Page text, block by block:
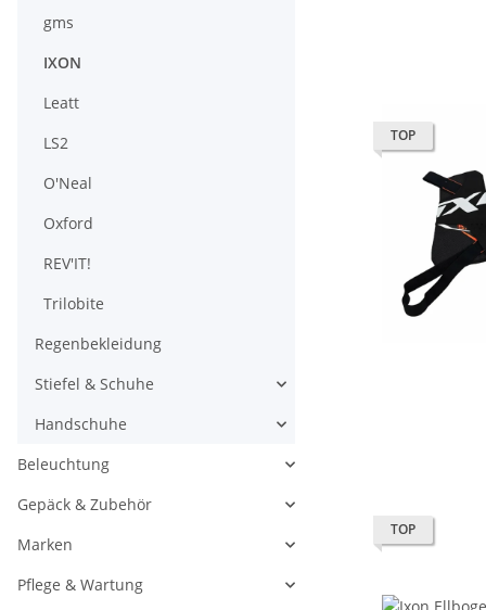
TOP
TOP
gms
IXON
Leatt
LS2
O'Neal
Oxford
REV'IT!
Trilobite
Regenbekleidung
Stiefel & Schuhe
Handschuhe
Beleuchtung
Gepäck & Zubehör
Marken
Pflege & Wartung